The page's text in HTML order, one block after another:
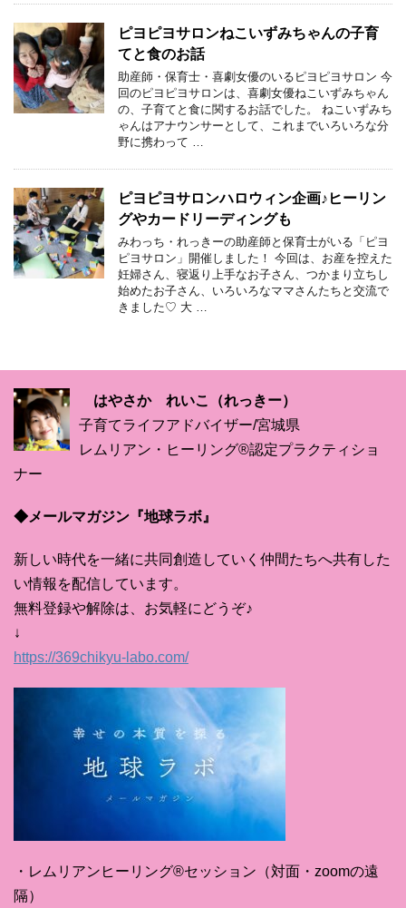
ピヨピヨサロンねこいずみちゃんの子育
てと食のお話
助産師・保育士・喜劇女優のいるピヨピヨサロン 今
回のピヨピヨサロンは、喜劇女優ねこいずみちゃん
の、子育てと食に関するお話でした。 ねこいずみち
ゃんはアナウンサーとして、これまでいろいろな分
野に携わって …
ピヨピヨサロンハロウィン企画♪ヒーリン
グやカードリーディングも
みわっち・れっきーの助産師と保育士がいる「ピヨ
ピヨサロン」開催しました！ 今回は、お産を控えた
妊婦さん、寝返り上手なお子さん、つかまり立ちし
始めたお子さん、いろいろなママさんたちと交流で
きました♡ 大 …
はやさか れいこ（れっきー）
子育てライフアドバイザー/宮城県
レムリアン・ヒーリング®認定プラクティショ
ナー
◆メールマガジン『地球ラボ』
新しい時代を一緒に共同創造していく仲間たちへ共有した
い情報を配信しています。
無料登録や解除は、お気軽にどうぞ♪
↓
https://369chikyu-labo.com/
・レムリアンヒーリング®セッション（対面・zoomの遠
隔）